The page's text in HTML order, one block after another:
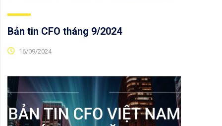
Bản tin CFO tháng 9/2024
16/09/2024